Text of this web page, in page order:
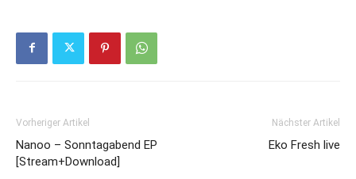
Vorheriger Artikel
Nanoo – Sonntagabend EP
[Stream+Download]
Nächster Artikel
Eko Fresh live